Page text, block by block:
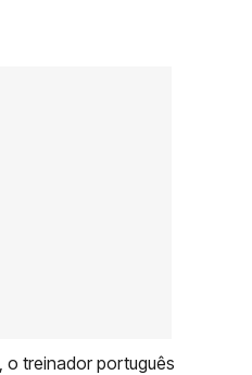
o treinador português